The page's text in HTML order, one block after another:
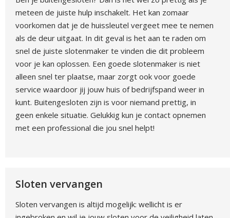
meteen de juiste hulp inschakelt. Het kan zomaar
voorkomen dat je de huissleutel vergeet mee te nemen
als de deur uitgaat. In dit geval is het aan te raden om
snel de juiste slotenmaker te vinden die dit probleem
voor je kan oplossen. Een goede slotenmaker is niet
alleen snel ter plaatse, maar zorgt ook voor goede
service waardoor jij jouw huis of bedrijfspand weer in
kunt. Buitengesloten zijn is voor niemand prettig, in
geen enkele situatie. Gelukkig kun je contact opnemen
met een professional die jou snel helpt!
Sloten vervangen
Sloten vervangen is altijd mogelijk: wellicht is er